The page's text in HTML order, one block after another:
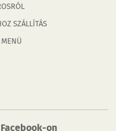
SZÁLLÍTÁS